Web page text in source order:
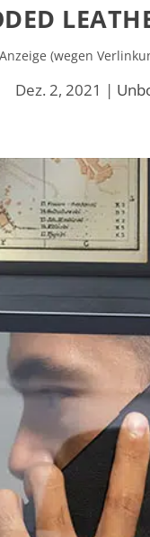
(wegen
Dez. 2, 2021 |